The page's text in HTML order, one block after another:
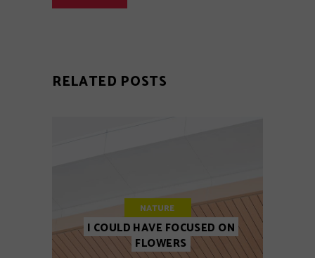
RELATED POSTS
NATURE
I COULD HAVE FOCUSED ON
FLOWERS